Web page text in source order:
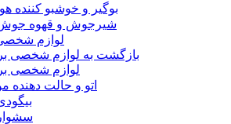
بوگیر و خوشبو کننده هوا
شیرجوش و قهوه
لوازم
بازگشت به لوازم شخصی
لوازم شخصی
اتو و حالت دهنده
سشوار